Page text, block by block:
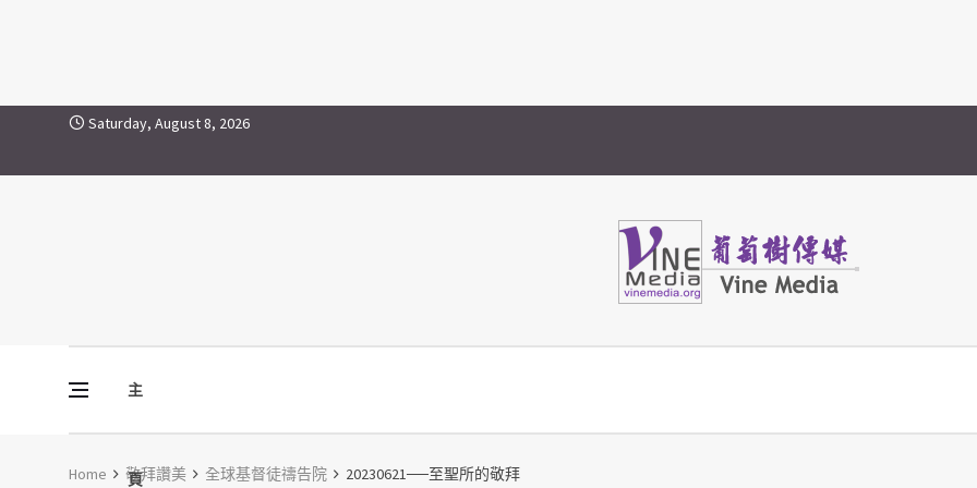
Skip to contentSaturday, August 8, 2026
主
頁
Vine Media
葡萄樹傳媒
Home 敬拜讚美 全球基督徒禱告院 20230621──至聖所的敬拜